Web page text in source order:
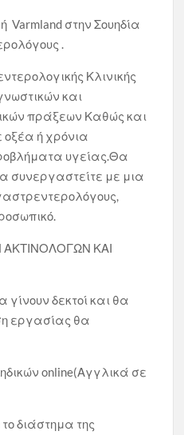
Varmland στην Σουηδία
.
Κλινικής
και
πράξεων Καθώς και
ή χρόνια
υγείας.Θα
συνεργαστείτε με μια
ΚΑΙ
γίνουν δεκτοί και θα
εργασίας θα
online(Αγγλικά σε
διάστημα της